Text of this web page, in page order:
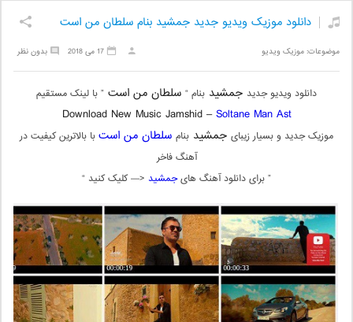
دانلود موزیک ویدیو جدید جمشید بنام سلطان من است
موضوعات:موزیک ویدیو بدون نظر 17 می 2018
دانلود ویدیو جدید جمشید بنام “ سلطان من است ” با لینک مستقیم
Download New Music Jamshid –Soltane Man Ast
موزیک جدید و بسیار زیبای جمشید بنام سلطان من استبا بالاترین کیفیت در
آهنگ فاخر
” برای دانلود آهنگ هایجمشید <— کلیک کنید “